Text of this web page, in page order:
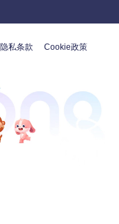
隐私条款 Cookie政策